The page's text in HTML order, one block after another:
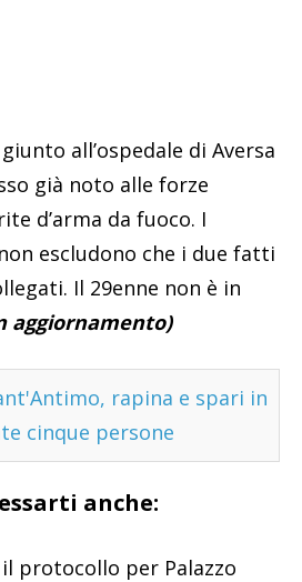
all’ospedale di Aversa
già noto alle forze
d’arma da fuoco. I
escludono che i due fatti
Il 29enne non è in
aggiornamento)
rapina e spari in
cinque persone
anche:
protocollo per Palazzo